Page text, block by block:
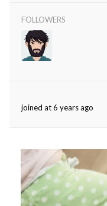
FOLLOWERS
joined at 6 years ago